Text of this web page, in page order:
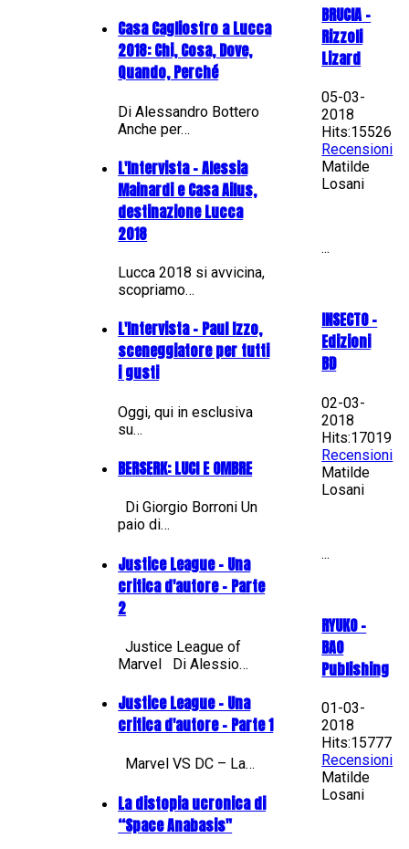
Casa Cagliostro a Lucca
2018: Chi, Cosa, Dove,
Quando, Perché
Di Alessandro Bottero
Anche per…
L'Intervista - Alessia
Mainardi e Casa Ailus,
destinazione Lucca
2018
Lucca 2018 si avvicina,
scopriamo…
L'Intervista - Paul Izzo,
sceneggiatore per tutti
i gusti
Oggi, qui in esclusiva
su…
BERSERK: LUCI E OMBRE
Di Giorgio Borroni Un
paio di…
Justice League - Una
critica d'autore - Parte
2
Justice League of
Marvel Di Alessio…
Justice League - Una
critica d'autore - Parte 1
Marvel VS DC – La…
La distopia ucronica di
“Space Anabasis"
BRUCIA -
Rizzoli
Lizard
05-03-
2018
Hits:15526
Recensioni
Matilde
Losani
...
INSECTO -
Edizioni
BD
02-03-
2018
Hits:17019
Recensioni
Matilde
Losani
...
RYUKO -
BAO
Publishing
01-03-
2018
Hits:15777
Recensioni
Matilde
Losani